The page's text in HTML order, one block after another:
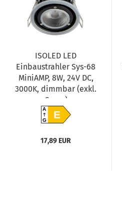
ISOLED LED
Einbaustrahler Sys-68
MiniAMP, 8W, 24V DC,
3000K, dimmbar (exkl.
Cover)
A
GE
17,89 EUR